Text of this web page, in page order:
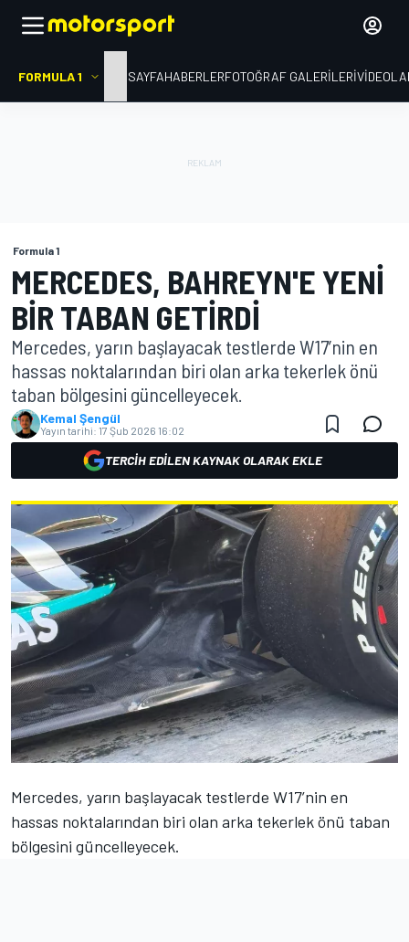
FORMULA 1 ANA SAYFAHABERLERFOTOĞRAF GALERILERI
Formula 1
MERCEDES, BAHREYN'E YENI
BIR TABAN GETIRDI
Mercedes, yarın başlayacak testlerde W17’nin en
hassas noktalarından biri olan arka tekerlek önü
taban bölgesini güncelleyecek.
Kemal Şengül
Yayın tarihi: 17 Şub 2026 16:02
TERCIH EDILEN KAYNAK OLARAK EKLE
Mercedes, yarın başlayacak testlerde W17’nin en
hassas noktalarından biri olan arka tekerlek önü taban
bölgesini güncelleyecek.